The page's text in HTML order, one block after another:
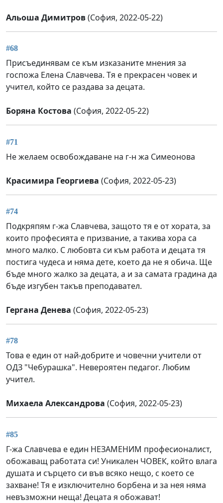
Альоша Димитров(София, 2022-05-22)
#68
Присъединявам се към изказаните мнения за
госпожа Елена Славчева. Тя е прекрасен човек и
учител, който се раздава за децата.
Боряна Костова (София, 2022-05-22)
#71
Не желаем освобождаване на г-н жа Симеонова
Красимира Георгиева (София, 2022-05-23)
#74
Подкряпям г-жа Славчева, защото тя е от хората, за
които професията е призвание, а такива хора са
много малко. С любовта си към работа и децата тя
постига чудеса и няма дете, което да не я обича. Ще
бъде много жалко за децата, а и за самата градина да
бъде изгубен такъв преподавател.
Гергана Денева (София, 2022-05-23)
#78
Това е един от най-добрите и човечни учители от
ОДЗ "Чебурашка". Невероятен педагог. Любим
учител.
Михаела Александрова (София, 2022-05-23)
#85
Г-жа Славчева е един НЕЗАМЕНИМ професионалист,
обожаващ работата си! Уникален ЧОВЕК, който влага
душата и сърцето си във всяко нещо, с което се
захване! Тя е изключително борбена и за нея няма
невъзможни неща! Децата я обожават!